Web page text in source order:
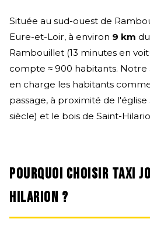
Située au sud-ouest de
Eure-et-Loir, à environ 9 km
Rambouillet (13 minutes en
compte ≈ 900 habitants. Notre
en charge les habitants
passage, à proximité de l'église
siècle) et le bois de Saint-
POURQUOI CHOISIR TAXI
HILARION ?